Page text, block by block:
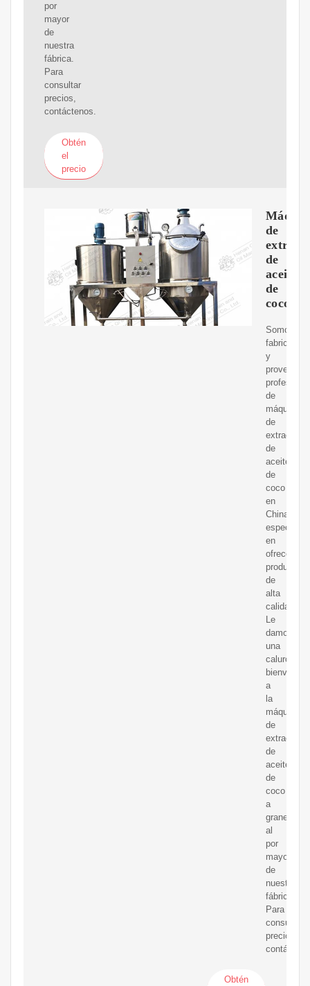
por
mayor
de
nuestra
fábrica.
Para
consultar
precios,
contáctenos.
Obtén
el
precio
de
de
aceite
de
coco
Somos
fabricantes
y
de
máquinas
de
extracción
de
aceite
de
coco
en
China,
en
ofrecer
productos
de
alta
calidad.
Le
damos
una
calurosa
bienvenida
a
la
máquina
de
extracción
de
aceite
de
coco
a
granel
al
por
mayor
de
nuestra
fábrica.
Para
consultar
precios,
Obtén